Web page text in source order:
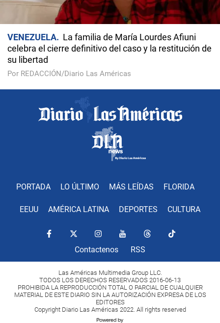
VENEZUELA
La familia de María Lourdes Afiuni
celebra el cierre definitivo del caso y la restitución de
su libertad
Por REDACCIÓN/Diario Las Américas
PORTADA LO ÚLTIMO MÁS LEÍDAS FLORIDA
EEUU AMÉRICA LATINA DEPORTES CULTURA
Contactenos RSS
Las Américas Multimedia Group LLC.
TODOS LOS DERECHOS RESERVADOS 2016-06-13
PROHIBIDA LA REPRODUCCIÓN TOTAL O PARCIAL DE CUALQUIER
MATERIAL DE ESTE DIARIO SIN LA AUTORIZACIÓN EXPRESA DE LOS
EDITORES
Copyright Diario Las Américas 2022. All rights reserved